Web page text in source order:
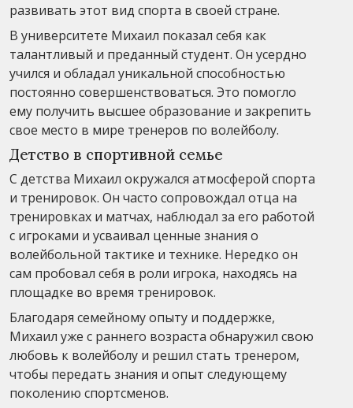
развивать этот вид спорта в своей стране.
В университете Михаил показал себя как
талантливый и преданный студент. Он усердно
учился и обладал уникальной способностью
постоянно совершенствоваться. Это помогло
ему получить высшее образование и закрепить
свое место в мире тренеров по волейболу.
Детство в спортивной семье
С детства Михаил окружался атмосферой спорта
и тренировок. Он часто сопровождал отца на
тренировках и матчах, наблюдал за его работой
с игроками и усваивал ценные знания о
волейбольной тактике и технике. Нередко он
сам пробовал себя в роли игрока, находясь на
площадке во время тренировок.
Благодаря семейному опыту и поддержке,
Михаил уже с раннего возраста обнаружил свою
любовь к волейболу и решил стать тренером,
чтобы передать знания и опыт следующему
поколению спортсменов.